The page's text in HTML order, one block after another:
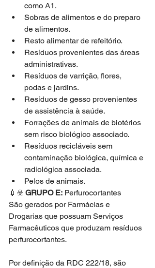
como A1.
Sobras de alimentos e do preparo
de alimentos.
Resto alimentar de refeitório.
Resíduos provenientes das áreas
administrativas.
Resíduos de varrição, flores,
podas e jardins.
Resíduos de gesso provenientes
de assistência à saúde.
Forrações de animais de biotérios
sem risco biológico associado.
Resíduos recicláveis sem
contaminação biológica, química e
radiológica associada.
Pelos de animais.
💉☣️ GRUPO E: Perfurocortantes
São gerados por Farmácias e
Drogarias que possuam Serviços
Farmacêuticos que produzam resíduos
perfurocortantes.
Por definição da RDC 222/18, são